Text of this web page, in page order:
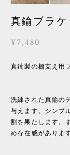
真鍮ブラ
¥7,480
真鍮製の棚支え用
洗練された真鍮の
与えます。シンプ
割を果たします。
め存在感があります